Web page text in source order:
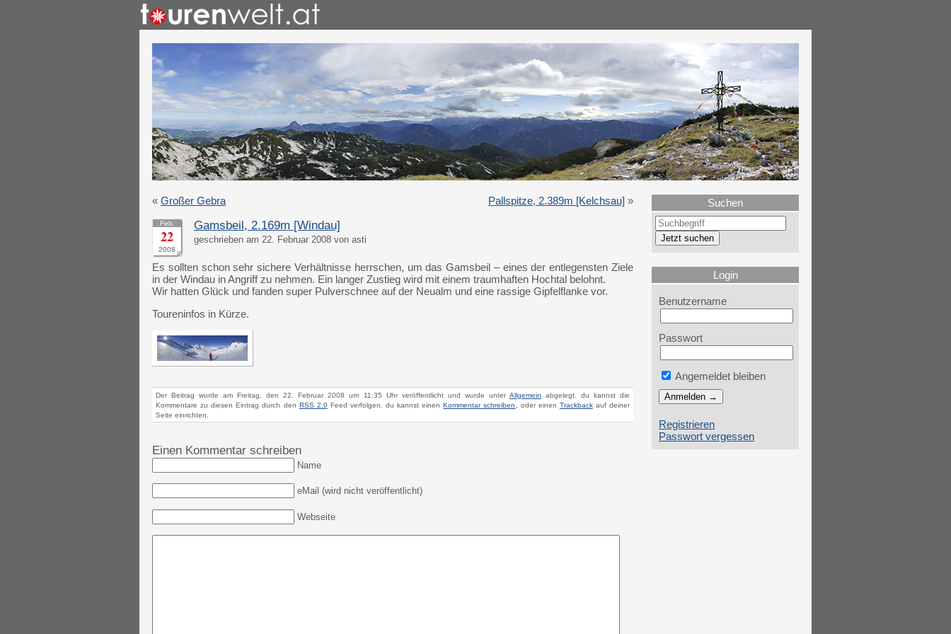
« Großer Gebra Pallspitze, 2.389m [Kelchsau] »
Feb.
22
2008
Gamsbeil, 2.169m [Windau]
geschrieben am 22. Februar 2008 von asti
Es sollten schon sehr sichere Verhältnisse herrschen, um das Gamsbeil – eines der entlegensten Ziele
in der Windau in Angriff zu nehmen. Ein langer Zustieg wird mit einem traumhaften Hochtal belohnt.
Wir hatten Glück und fanden super Pulverschnee auf der Neualm und eine rassige Gipfelflanke vor.
Toureninfos in Kürze.
Der Beitrag wurde am Freitag, den 22. Februar 2008 um 11:35 Uhr veröffentlicht und wurde unter Allgemein abgelegt. du kannst die
Kommentare zu diesen Eintrag durch den RSS 2.0Feed verfolgen. du kannst einenKommentar schreiben , oder einen Trackbackauf deiner
Seite einrichten.
Einen Kommentar schreiben
Name
eMail (wird nicht veröffentlicht)
Webseite
Suchen
Login
Benutzername
Passwort
Angemeldet bleiben
Registrieren
Passwort vergessen